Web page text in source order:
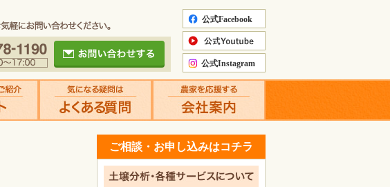
ご相談・お申し込みはコチラ